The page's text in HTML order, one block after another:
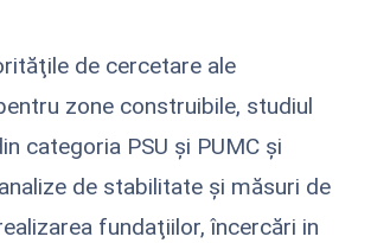
de cercetare ale
zone construibile, studiul
categoria PSU şi PUMC şi
de stabilitate şi măsuri de
fundaţiilor, încercări in